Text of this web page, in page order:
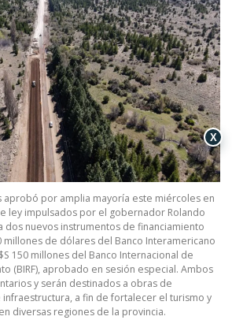
aprobó por amplia mayoría este miércoles en
ley impulsados por el gobernador Rolando
dos nuevos instrumentos de financiamiento
millones de dólares del Banco Interamericano
150 millones del Banco Internacional de
(BIRF), aprobado en sesión especial. Ambos
y serán destinados a obras de
a fin de fortalecer el turismo y
diversas regiones de la provincia.
X